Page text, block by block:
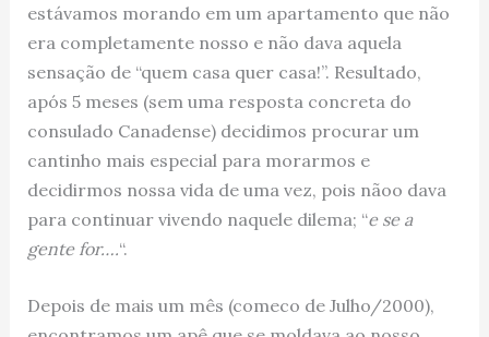
estávamos morando em um apartamento que não
era completamente nosso e não dava aquela
sensação de “quem casa quer casa!”. Resultado,
após 5 meses (sem uma resposta concreta do
consulado Canadense) decidimos procurar um
cantinho mais especial para morarmos e
decidirmos nossa vida de uma vez, pois nãoo dava
para continuar vivendo naquele dilema; “e se a
gente for….“.
Depois de mais um mês (comeco de Julho/2000),